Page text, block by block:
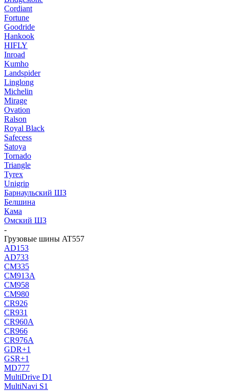
Cordiant
Fortune
Goodride
Hankook
HIFLY
Inroad
Kumho
Landspider
Linglong
Michelin
Mirage
Ovation
Ralson
Royal Black
Safecess
Satoya
Tornado
Triangle
Tyrex
Unigrip
Барнаульский ШЗ
Белшина
Кама
Омский ШЗ
-
Грузовые шины AT557
AD153
AD733
CM335
CM913A
CM958
CM980
CR926
CR931
CR960A
CR966
CR976A
GDR+1
GSR+1
MD777
MultiDrive D1
MultiNavi S1